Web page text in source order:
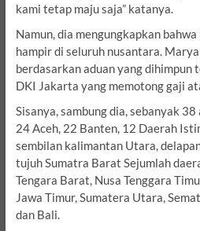
kami tetap maju saja” katanya.
Namun, dia mengungkapkan
hampir di seluruh nusantara.
berdasarkan aduan yang
DKI Jakarta yang memotong gaji
Sisanya, sambung dia, sebanyak
24 Aceh, 22 Banten, 12 Daerah
sembilan kalimantan Utara,
tujuh Sumatra Barat Sejumlah
Tengara Barat, Nusa Tenggara
Jawa Timur, Sumatera Utara,
dan Bali.